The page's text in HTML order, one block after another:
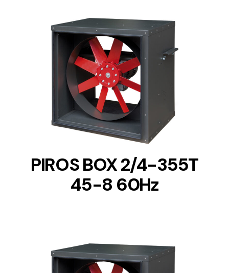
DETAILS
PIROS BOX 2/4-355T
45-8 60Hz